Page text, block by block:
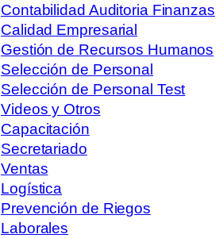
Contabilidad Auditoria Finanzas
Calidad Empresarial
Gestión de Recursos Humanos
Selección de Personal
Selección de Personal Test
Videos y Otros
Capacitación
Secretariado
Ventas
Logística
Prevención de Riegos
Laborales